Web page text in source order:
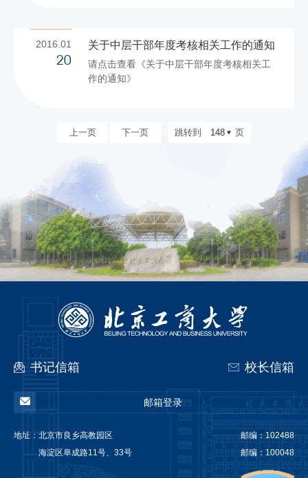
中层干部为分管校领导）同意后报组织部。
寒假期间，请保持手机通畅，同一单位的中
层干部不得同时离京。 联系电话：
...
2016.01
20
关于中层干部年度考核相关工作的通知
请点击查看《关于中层干部年度考核相关工
作的通知》
上一页 下一页 跳转到 148 页
书记信箱 校长信箱
邮箱登录
地址： 北京市良乡高教园区
邮编：102488
海淀区阜成路11号、33号
邮编：100048